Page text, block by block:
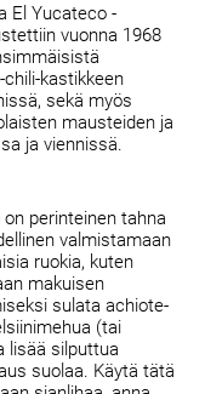
El Yucateco -
vuonna 1968
kastikkeen
sekä myös
mausteiden ja
ja viennissä.
perinteinen tahna
valmistamaan
ruokia, kuten
makuisen
sulata achiote-
(tai
lisää silputtua
suolaa. Käytä tätä